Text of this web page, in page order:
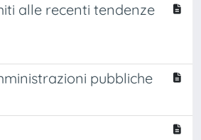
alle recenti tendenze
pubbliche